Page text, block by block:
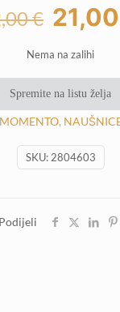
€
cijena
bila
je:
42,00
21,00
Nema na zalihi
Spremite na listu želja
SKU: 2804603
MOMENTO,
Podijeli